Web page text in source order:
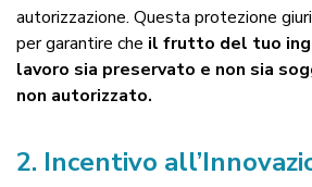
autorizzazione. Questa protezione
per garantire che il frutto del tuo
lavoro sia preservato e non sia
non autorizzato.
2. Incentivo